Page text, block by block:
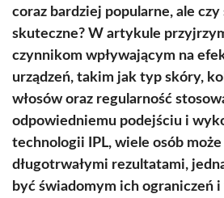
coraz bardziej popularne, ale czy
skuteczne? W artykule
czynnikom wpływającym na
urządzeń, takim jak typ skóry,
włosów oraz regularność
odpowiedniemu podejściu i
technologii IPL, wiele osób
długotrwałymi rezultatami,
być świadomym ich ograniczeń i